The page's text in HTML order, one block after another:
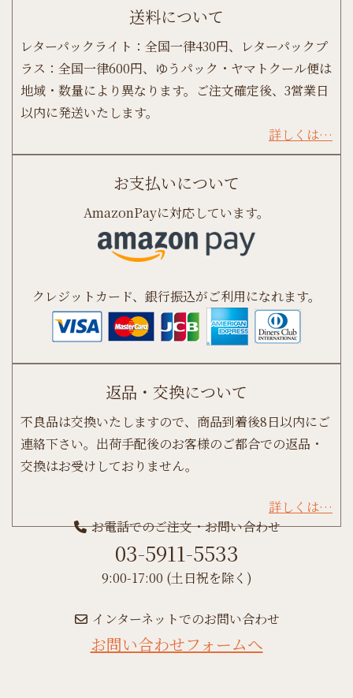
送料について
レターパックライト：全国一律430円、レターパックプ
ラス：全国一律600円、ゆうパック・ヤマトクール便は
地域・数量により異なります。ご注文確定後、3営業日
以内に発送いたします。
詳しくは…
お支払いについて
AmazonPayに対応しています。
クレジットカード、銀行振込がご利用になれます。
返品・交換について
不良品は交換いたしますので、商品到着後8日以内にご
連絡下さい。出荷手配後のお客様のご都合での返品・
交換はお受けしておりません。
詳しくは…
お電話でのご注文・お問い合わせ
03-5911-5533
9:00-17:00 (土日祝を除く)
インターネットでのお問い合わせ
お問い合わせフォームへ